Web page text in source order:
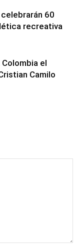
60
recreativa
el
Camilo